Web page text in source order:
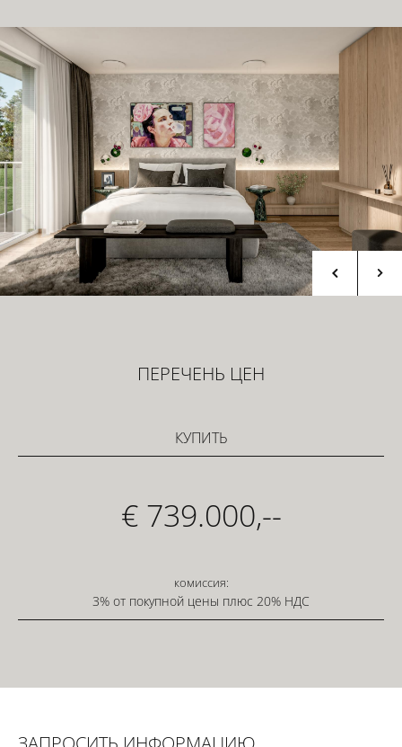
ПЕРЕЧЕНЬ ЦЕН
КУПИТЬ
комиссия:
3% от покупной цены плюс 20% НДС
€ 739.000,--